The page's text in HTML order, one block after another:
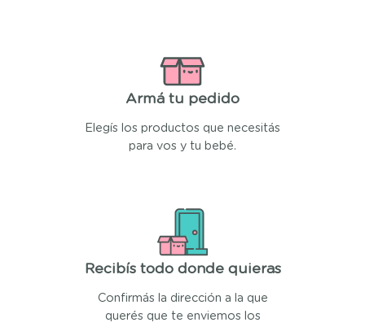
Armá tu pedido
Elegís los productos que necesitás
para vos y tu bebé.
Recibís todo donde quieras
Confirmás la dirección a la que
querés que te enviemos los